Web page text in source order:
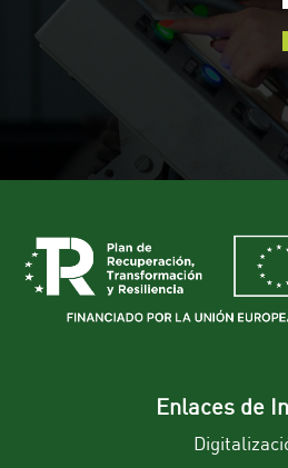
Enlaces de